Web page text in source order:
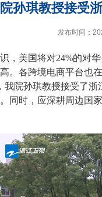
孙琪教授接受
发布时间：
，美国将对24%的对
。各跨境电商平台也
我院孙琪教授接受了
同时，应深耕周边国